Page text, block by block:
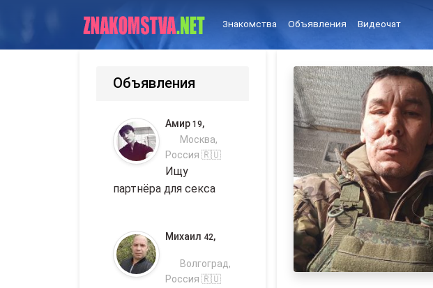
Знакомства Объявления Видеочат
Объявления
Амир 19,
Москва,
Россия 🇷🇺
Ищу
партнёра для секса
Михаил 42,
Волгоград,
Россия 🇷🇺